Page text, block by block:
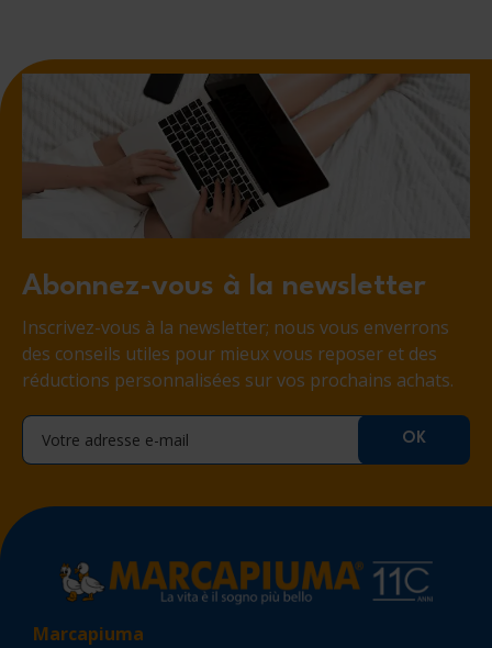
Abonnez-vous à la newsletter
Inscrivez-vous à la newsletter; nous vous enverrons
des conseils utiles pour mieux vous reposer et des
réductions personnalisées sur vos prochains achats.
Marcapiuma